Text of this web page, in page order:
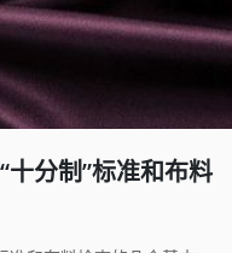
十分制”标准和布料